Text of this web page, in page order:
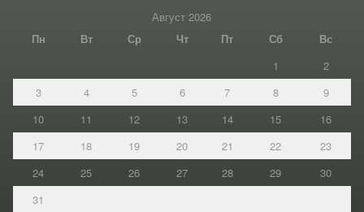
Август 2026
Пн
Вт Ср Чт Пт Сб
Вс
1
2
3
4 5 6 7 8
9
10
11 12 13 14 15
16
17
18 19 20 21 22
23
24
25 26 27 28 29
30
31